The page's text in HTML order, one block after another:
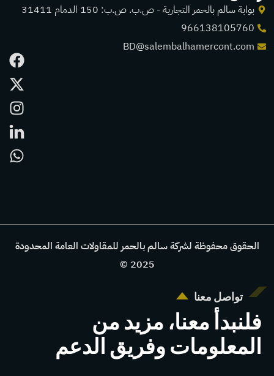
بوابة سالم بالحمر التجارية - ص.ب. ص.ب: 150 الدمام 31411
966138105760
BD@salembalhamercont.com
الحقوق محفوظة لشركة سالم بالحمر للمقاولات العامة المحدودة
2025 ©
تواصل معنا
فلنبدأ معنا، مزيد من
المعلومات وفريق الدعم